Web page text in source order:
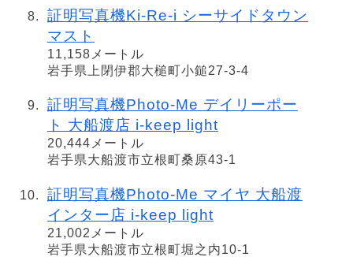
証明写真機Ki-Re-i シーサイドタウン
マスト
11,158メートル
岩手県上閉伊郡大槌町小鎚27-3-4
証明写真機Photo-Me デイリーポー
ト 大船渡店 i-keep light
20,444メートル
岩手県大船渡市立根町桑原43-1
証明写真機Photo-Me マイヤ 大船渡
インター店 i-keep light
21,002メートル
岩手県大船渡市立根町堀之内10-1